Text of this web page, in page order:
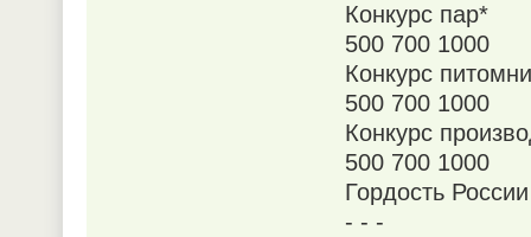
Конкурс пар*
500 700 1000
Конкурс
500 700 1000
Конкурс
500 700 1000
Гордость
- - -